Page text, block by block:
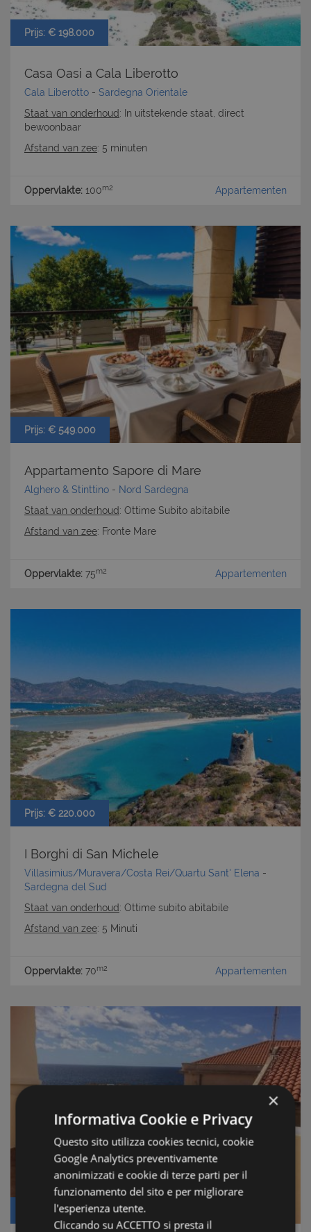
Prijs: € 198.000
Casa Oasi a Cala Liberotto
Cala Liberotto - Sardegna Orientale
Staat van onderhoud: In uitstekende staat, direct
bewoonbaar
Afstand van zee: 5 minuten
Oppervlakte: 100m2 Appartementen
Prijs: € 549.000
Appartamento Sapore di Mare
Alghero & Stinttino - Nord Sardegna
Staat van onderhoud: Ottime Subito abitabile
Afstand van zee: Fronte Mare
Oppervlakte: 75m2 Appartementen
Prijs: € 220.000
I Borghi di San Michele
Villasimius/Muravera/Costa Rei/Quartu Sant' Elena -
Sardegna del Sud
Staat van onderhoud: Ottime subito abitabile
Afstand van zee: 5 Minuti
Oppervlakte: 70m2 Appartementen
Prijs: € 250.000
×
Informativa Cookie e Privacy
Questo sito utilizza cookies tecnici, cookie
Google Analytics preventivamente
anonimizzati e cookie di terze parti per il
funzionamento del sito e per migliorare
l'esperienza utente.
Cliccando su ACCETTO si presta il